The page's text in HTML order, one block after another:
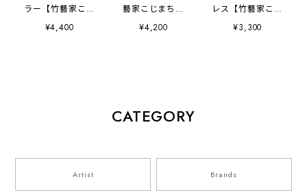
ラー【竹藝家こじ
まちから】
¥4,400
藝家こじまちか
ら】
¥4,200
レス【竹藝家こじ
まちから】
¥3,300
CATEGORY
Artist Brands